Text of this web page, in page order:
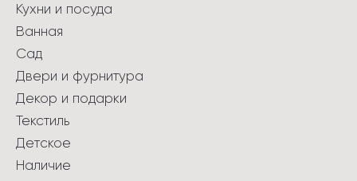
Кухни и посуда
Ванная
Сад
Двери и фурнитура
Декор и подарки
Текстиль
Детское
Наличие